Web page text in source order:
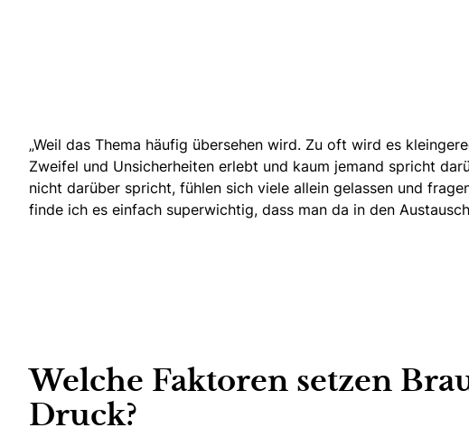
„Weil das Thema häufig übersehen wird. Zu oft wird es
Zweifel und Unsicherheiten erlebt und kaum jemand spricht
nicht darüber spricht, fühlen sich viele allein gelassen und
finde ich es einfach superwichtig, dass man da in den
Welche Faktoren setzen
Druck?